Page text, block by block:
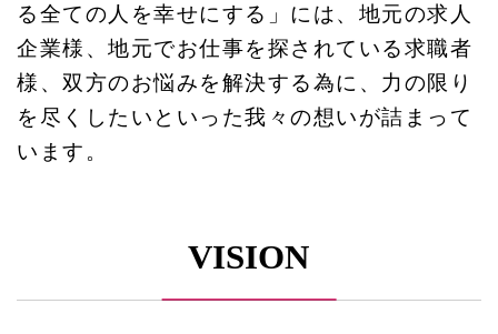
る全ての人を幸せにする」には、地元の求人
企業様、地元でお仕事を探されている求職者
様、双方のお悩みを解決する為に、力の限り
を尽くしたいといった我々の想いが詰まって
います。
VISION